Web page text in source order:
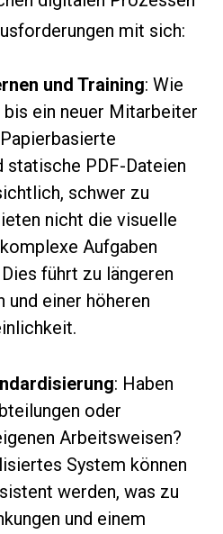
mit sich:
und Training: Wie
bis ein neuer Mitarbeiter
statische PDF-Dateien
schwer zu
nicht die visuelle
Aufgaben
führt zu längeren
und einer höheren
: Haben
oder
Arbeitsweisen?
System können
werden, was zu
und einem